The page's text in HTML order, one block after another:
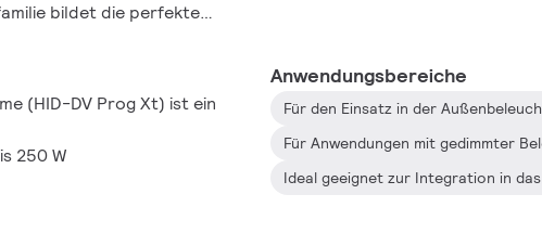
bildet die perfekte
(HID-DV Prog Xt) ist ein
250 W
Anwendungsbereiche
Für Anwendungen mit gedimmter
Ideal geeignet zur Integration in